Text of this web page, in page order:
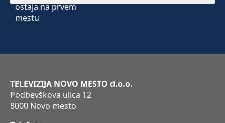
TELEVIZIJA NOVO MESTO d.o.o.
Podbevškova ulica 12
8000 Novo mesto